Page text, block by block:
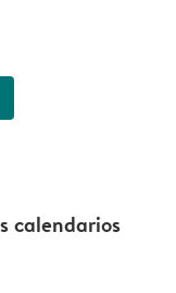
calendarios